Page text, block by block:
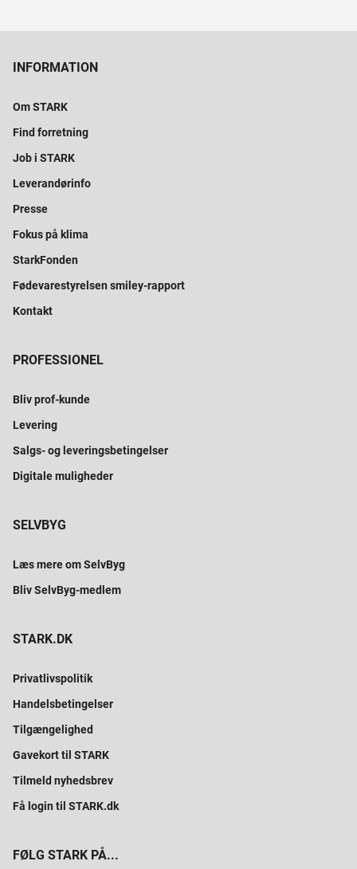
INFORMATION
Om STARK
Find forretning
Job i STARK
Leverandørinfo
Presse
Fokus på klima
StarkFonden
Fødevarestyrelsen smiley-rapport
Kontakt
PROFESSIONEL
Bliv prof-kunde
Levering
Salgs- og leveringsbetingelser
Digitale muligheder
SELVBYG
Læs mere om SelvByg
Bliv SelvByg-medlem
STARK.DK
Privatlivspolitik
Handelsbetingelser
Tilgængelighed
Gavekort til STARK
Tilmeld nyhedsbrev
Få login til STARK.dk
FØLG STARK PÅ...